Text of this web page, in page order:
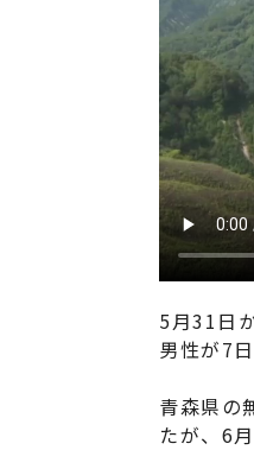
5月31日
男性が7
青森県の
たが、6